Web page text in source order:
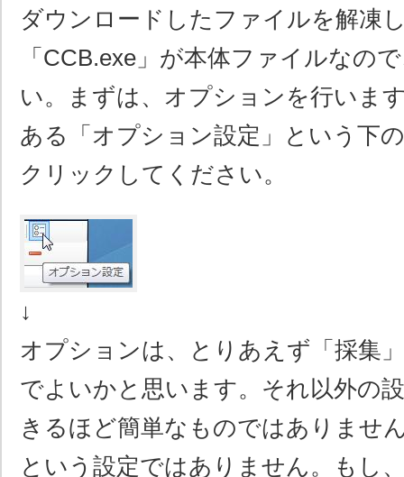
ダウンロードしたファイルを解凍
「CCB.exe」が本体ファイルなの
い。まずは、オプションを行いま
ある「オプション設定」という下
クリックしてください。
↓
オプションは、とりあえず「採集
でよいかと思います。それ以外の
きるほど簡単なものではありませ
という設定ではありません。もし